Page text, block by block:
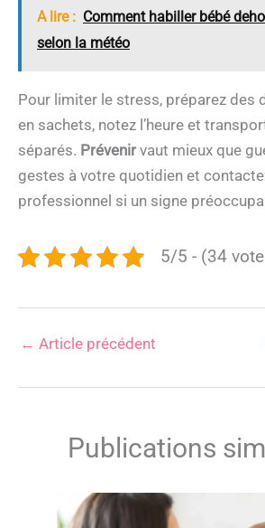
A lire : Comment habiller bébé
selon la météo
Pour limiter le stress, préparez des
en sachets, notez l’heure et
séparés. Prévenirvaut mieux que
gestes à votre quotidien et
professionnel si un signe
5/5 - (34
← Article précédent
Publications